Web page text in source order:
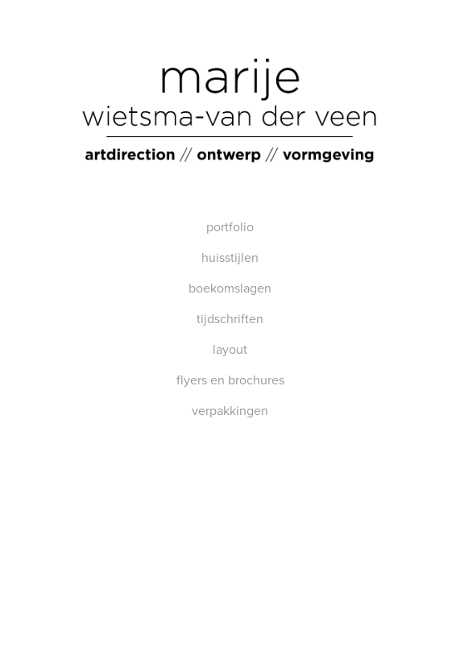
portfolio
huisstijlen
boekomslagen
tijdschriften
layout
flyers en brochures
verpakkingen